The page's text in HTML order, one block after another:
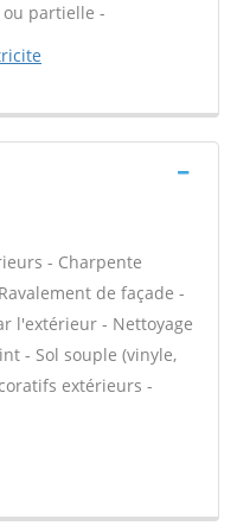
partielle -
- Charpente
de façade -
l'extérieur - Nettoyage
- Sol souple (vinyle,
extérieurs -